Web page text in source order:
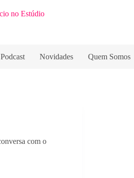
Podcast Novidades Quem Somos
com o